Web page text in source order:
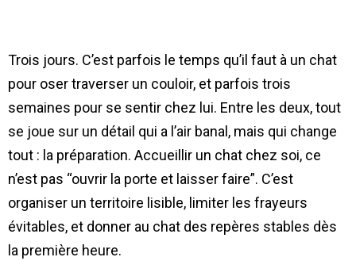
Trois jours. C’est parfois le temps qu’il faut à un chat
pour oser traverser un couloir, et parfois trois
semaines pour se sentir chez lui. Entre les deux, tout
se joue sur un détail qui a l’air banal, mais qui change
tout : la préparation. Accueillir un chat chez soi, ce
n’est pas “ouvrir la porte et laisser faire”. C’est
organiser un territoire lisible, limiter les frayeurs
évitables, et donner au chat des repères stables dès
la première heure.